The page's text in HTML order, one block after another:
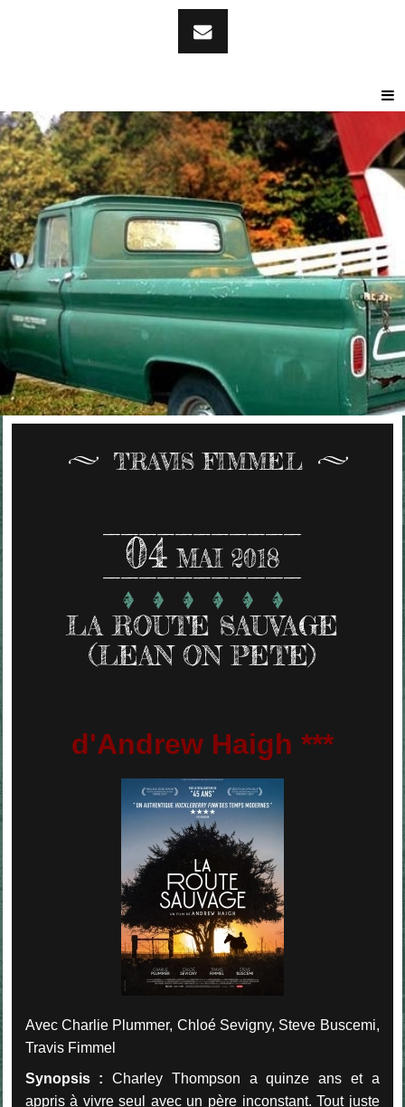
TRAVIS FIMMEL
04 MAI 2018
LA ROUTE SAUVAGE
(LEAN ON PETE)
d'Andrew Haigh ***
Avec Charlie Plummer, Chloé Sevigny, Steve Buscemi,
Travis Fimmel
Synopsis : Charley Thompson a quinze ans et a
appris à vivre seul avec un père inconstant.Tout juste